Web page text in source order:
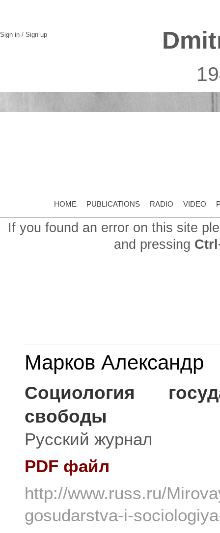
Sign in / Sign up
HOME PUBLICATIONS RADIO VIDEO
If you found an error on this site
and pressing
Марков Александр
Социология
свободы
Русский журнал
PDF файл
http://www.russ.ru/
gosudarstva-i-